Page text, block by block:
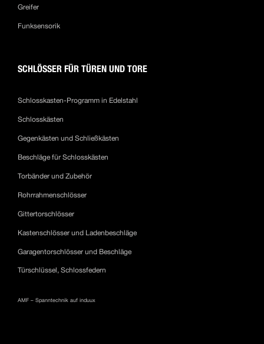
Greifer
Funksensorik
SCHLÖSSER FÜR TÜREN UND TORE
Schlosskasten-Programm in Edelstahl
Schlosskästen
Gegenkästen und Schließkästen
Beschläge für Schlosskästen
Torbänder und Zubehör
Rohrrahmenschlösser
Gittertorschlösser
Kastenschlösser und Ladenbeschläge
Garagentorschlösser und Beschläge
Türschlüssel, Schlossfedern
AMF – Spanntechnik auf induux